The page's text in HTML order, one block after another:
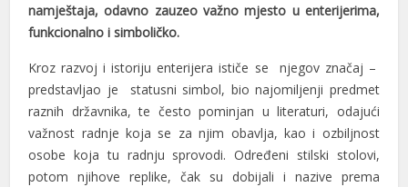
namještaja, odavno zauzeo važno mjesto u enterijerima,
funkcionalno i simboličko.
Kroz razvoj i istoriju enterijera ističe se njegov značaj –
predstavljao je statusni simbol, bio najomiljenji predmet
raznih državnika, te često pominjan u literaturi, odajući
važnost radnje koja se za njim obavlja, kao i ozbiljnost
osobe koja tu radnju sprovodi. Određeni stilski stolovi,
potom njihove replike, čak su dobijali i nazive prema